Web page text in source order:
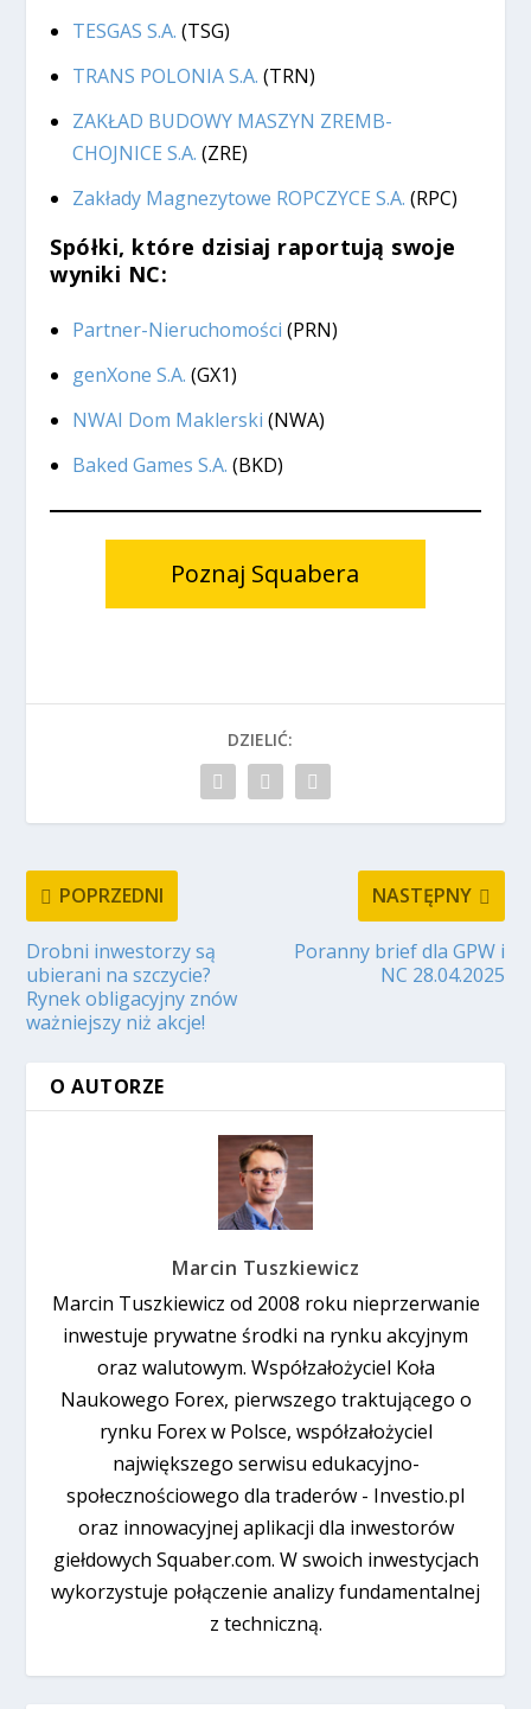
TESGAS S.A. (TSG)
TRANS POLONIA S.A. (TRN)
ZAKŁAD BUDOWY MASZYN ZREMB-
CHOJNICE S.A. (ZRE)
Zakłady Magnezytowe ROPCZYCE S.A. (RPC)
Spółki, które dzisiaj raportują swoje
wyniki NC:
Partner-Nieruchomości (PRN)
genXone S.A. (GX1)
NWAI Dom Maklerski (NWA)
Baked Games S.A. (BKD)
Poznaj Squabera
DZIELIĆ:
POPRZEDNI
Drobni inwestorzy są
ubierani na szczycie?
Rynek obligacyjny znów
ważniejszy niż akcje!
NASTĘPNY
Poranny brief dla GPW i
NC 28.04.2025
O AUTORZE
Marcin Tuszkiewicz
Marcin Tuszkiewicz od 2008 roku nieprzerwanie
inwestuje prywatne środki na rynku akcyjnym
oraz walutowym. Współzałożyciel Koła
Naukowego Forex, pierwszego traktującego o
rynku Forex w Polsce, współzałożyciel
największego serwisu edukacyjno-
społecznościowego dla traderów - Investio.pl
oraz innowacyjnej aplikacji dla inwestorów
giełdowych Squaber.com. W swoich inwestycjach
wykorzystuje połączenie analizy fundamentalnej
z techniczną.